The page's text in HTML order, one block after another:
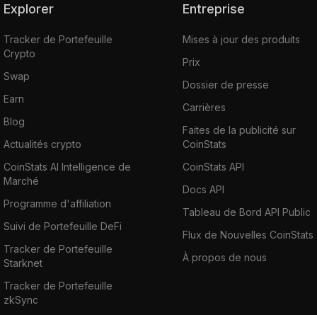
Explorer
Tracker de Portefeuille
Crypto
Swap
Earn
Blog
Actualités crypto
CoinStats AI Intelligence de
Marché
Programme d'affiliation
Suivi de Portefeuille DeFi
Tracker de Portefeuille
Starknet
Tracker de Portefeuille
zkSync
Entreprise
Mises à jour des produits
Prix
Dossier de presse
Carrières
Faites de la publicité sur
CoinStats
CoinStats API
Docs API
Tableau de Bord API Public
Flux de Nouvelles CoinStats
À propos de nous